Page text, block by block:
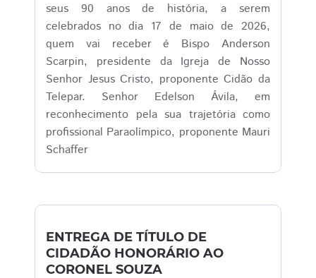
seus 90 anos de história, a serem
celebrados no dia 17 de maio de 2026,
quem vai receber é Bispo Anderson
Scarpin, presidente da Igreja de Nosso
Senhor Jesus Cristo, proponente Cidão da
Telepar. Senhor Edelson Ávila, em
reconhecimento pela sua trajetória como
profissional Paraolímpico, proponente Mauri
Schaffer
ENTREGA DE TÍTULO DE
CIDADÃO HONORÁRIO AO
CORONEL SOUZA